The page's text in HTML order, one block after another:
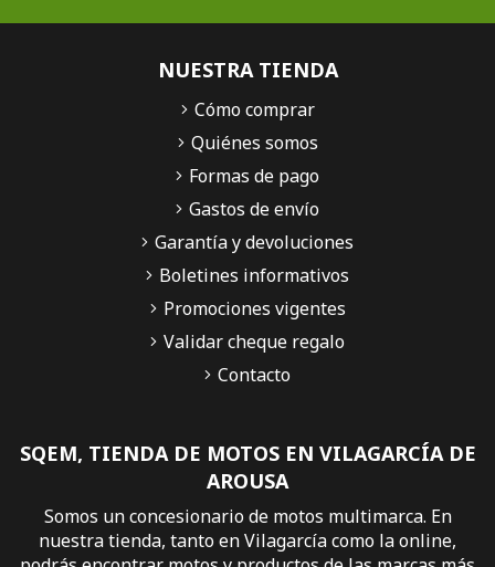
SQEM, TIENDA DE MOTOS EN VILAGARCÍA DE
AROUSA
Somos un concesionario de motos multimarca. En
nuestra tienda, tanto en Vilagarcía como la online,
NUESTRA TIENDA
Cómo comprar
Quiénes somos
Formas de pago
Gastos de envío
Garantía y devoluciones
Boletines informativos
Promociones vigentes
Validar cheque regalo
Contacto